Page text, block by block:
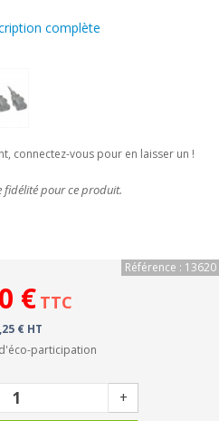
complète
connectez-vous pour en laisser un !
fidélité pour ce produit.
Référence : 13620
€ TTC
€ HT
d'éco-participation
+